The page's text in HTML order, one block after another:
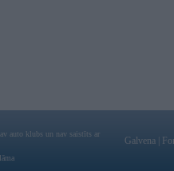
auto klubs un nav saistīts ar
Galvena